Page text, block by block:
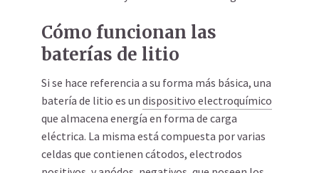
Cómo funcionan las
baterías de litio
Si se hace referencia a su forma más básica, una
batería de litio es un dispositivo electroquímico
que almacena energía en forma de carga
eléctrica. La misma está compuesta por varias
celdas que contienen cátodos, electrodos